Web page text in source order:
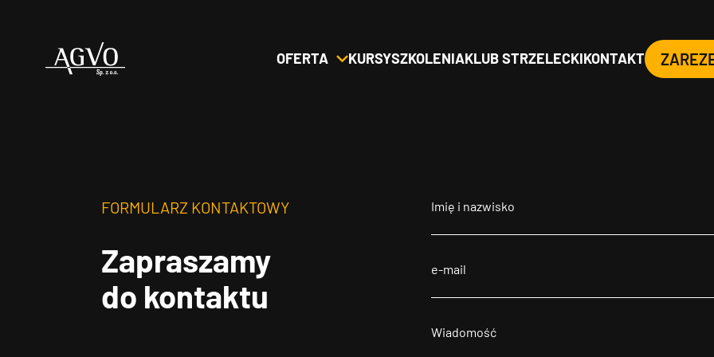
Header
OFERTA KURSYSZKOLENIAKLUB STRZELECKIKONTAKT
FORMULARZ KONTAKTOWY
Zapraszamy
do kontaktu